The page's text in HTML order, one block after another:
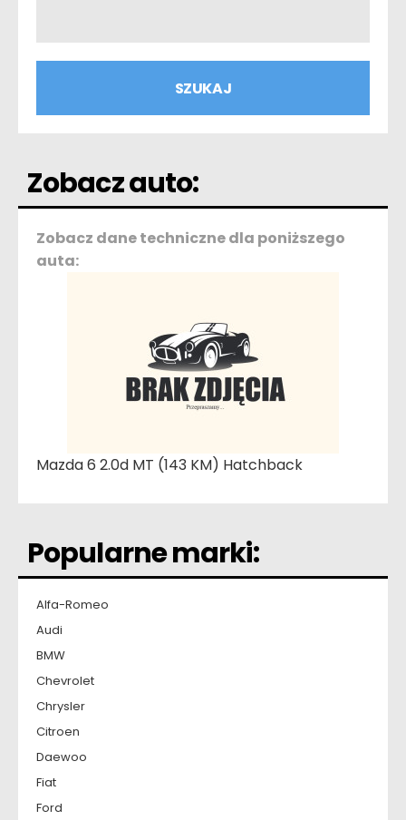
Zobacz auto:
Zobacz dane techniczne dla poniższego
auta:
Mazda 6 2.0d MT (143 KM) Hatchback
Popularne marki:
Alfa-Romeo
Audi
BMW
Chevrolet
Chrysler
Citroen
Daewoo
Fiat
Ford